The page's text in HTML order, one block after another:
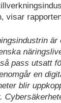
visar
är
pass utsatt
en
blir